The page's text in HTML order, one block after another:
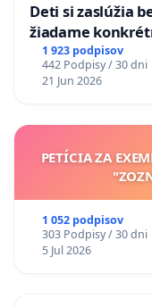
Deti si zaslúžia
žiadame
situácie v školstve
1 923 podpisov
442 Podpisy / 30 dni
21 Jun 2026
PETÍCIA ZA
1 052 podpisov
303 Podpisy / 30 dni
5 Jul 2026